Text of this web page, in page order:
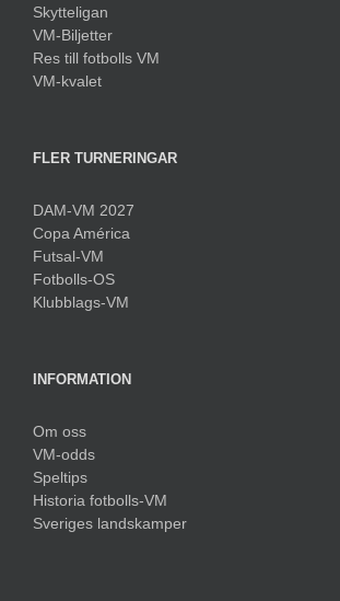
Skytteligan
VM-Biljetter
Res till fotbolls VM
VM-kvalet
FLER TURNERINGAR
DAM-VM 2027
Copa América
Futsal-VM
Fotbolls-OS
Klubblags-VM
INFORMATION
Om oss
VM-odds
Speltips
Historia fotbolls-VM
Sveriges landskamper